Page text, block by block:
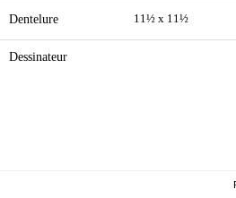
Dentelure 11½ x 11½
Dessinateur